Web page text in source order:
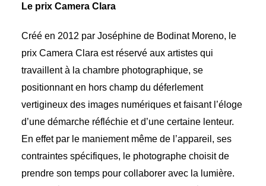
Le prix Camera Clara
Créé en 2012 par Joséphine de Bodinat Moreno, le
prix Camera Clara est réservé aux artistes qui
travaillent à la chambre photographique, se
positionnant en hors champ du déferlement
vertigineux des images numériques et faisant l’éloge
d’une démarche réfléchie et d’une certaine lenteur.
En effet par le maniement même de l’appareil, ses
contraintes spécifiques, le photographe choisit de
prendre son temps pour collaborer avec la lumière.